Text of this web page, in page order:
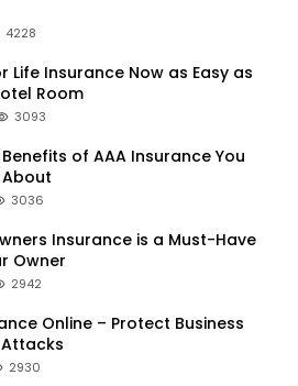
4228
Life Insurance Now as Easy as
Room
3093
of AAA Insurance You
About
3036
Insurance is a Must-Have
Owner
2942
Online – Protect Business
2930